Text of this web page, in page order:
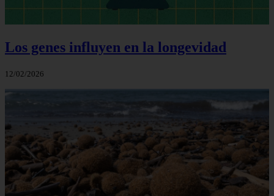
Los genes influyen en la longevidad
12/02/2026